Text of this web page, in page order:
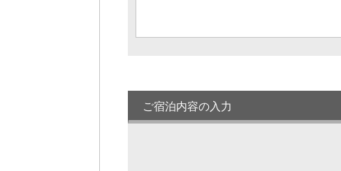
様1棟利用時)
1名様料金
様1棟利用時)
定員 2～7名様
の
セ
ハ
ご宿泊内容の入力